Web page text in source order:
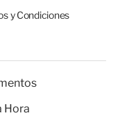
y Condiciones
Hora